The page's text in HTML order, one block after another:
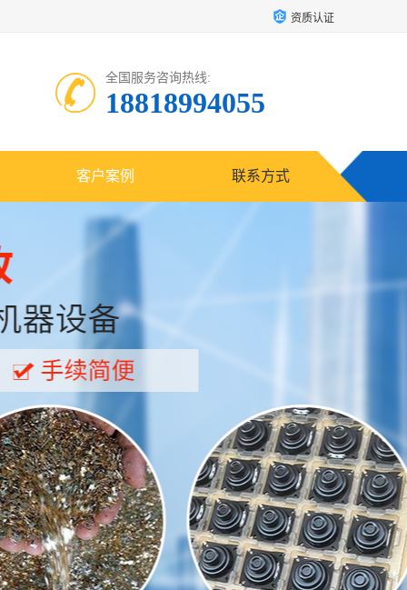
资质认证
全国服务咨询热线:
18818994055
客户案例 联系方式